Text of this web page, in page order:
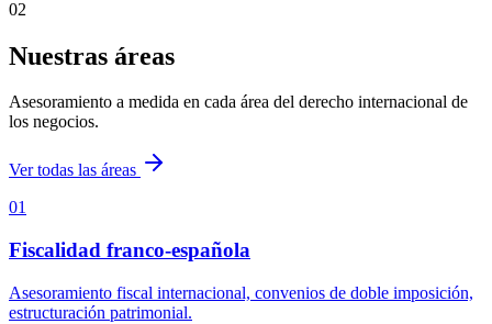
02
Nuestras áreas
Asesoramiento a medida en cada área del derecho internacional de
los negocios.
Ver todas las áreas
01
Fiscalidad franco-española
Asesoramiento fiscal internacional, convenios de doble imposición,
estructuración patrimonial.